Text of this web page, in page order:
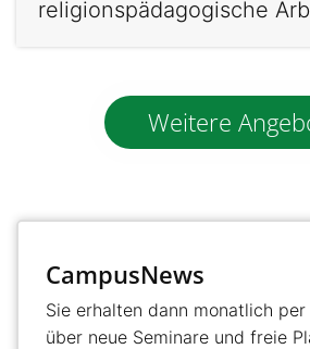
religionspädagogische
Weitere
CampusNews
Sie erhalten dann monatlich
über neue Seminare und freie